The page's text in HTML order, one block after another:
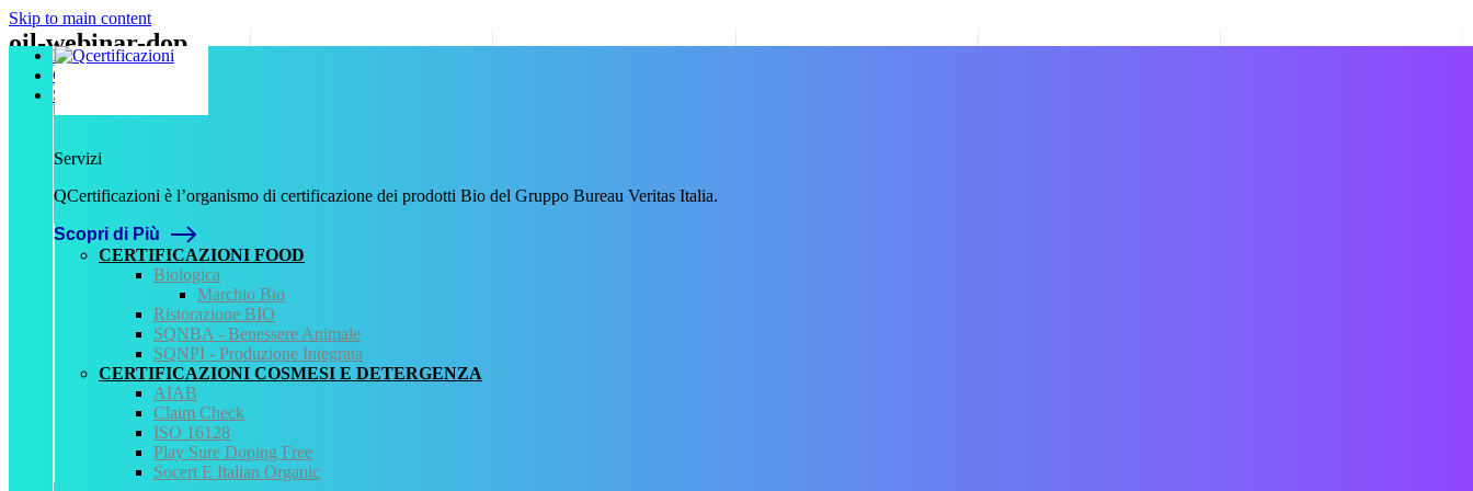
Skip to main content
Home
Chi Siamo
Servizi
Servizi
QCertificazioni è l’organismo di certificazione dei prodotti Bio del Gruppo Bureau Veritas Italia.
Scopri di Più
CERTIFICAZIONI FOOD
Biologica
Marchio Bio
Ristorazione BIO
SQNBA - Benessere Animale
SQNPI - Produzione Integrata
CERTIFICAZIONI COSMESI E DETERGENZA
AIAB
Claim Check
ISO 16128
Play Sure Doping Free
Socert E Italian Organic
oil-webinar-dop
Scritto da
Precedente
Lascia un commento
Devi essereconnessoper inviare un commento.
CHI SIAMO
REGISTRO CERTIFICATI
NORMATIVA
AREA DOWNLOAD
POLITICA QHSE
FAQ – DOMANDE FREQUENTI
CONTATTI